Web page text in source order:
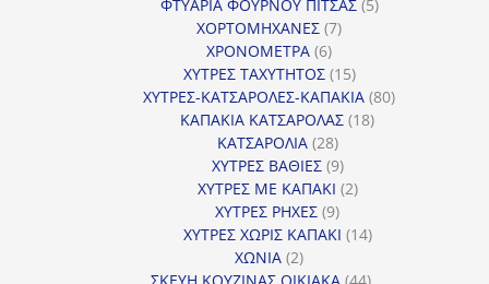
ΦΤΥΑΡΙΑ ΦΟΥΡΝΟΥ ΠΙΤΣΑΣ 5
ΧΟΡΤΟΜΗΧΑΝΕΣ 77
ΧΡΟΝΟΜΕΤΡΑ 66
προϊόντα
ΧΥΤΡΕΣ ΤΑΧΥΤΗΤΟΣ 1515
προϊόντα
ΧΥΤΡΕΣ-ΚΑΤΣΑΡΟΛΕΣ-ΚΑΠΑΚΙΑ 8080
ΚΑΠΑΚΙΑ ΚΑΤΣΑΡΟΛΑΣ 1818
ΚΑΤΣΑΡΟΛΙΑ 2828
προϊόντα
ΧΥΤΡΕΣ ΒΑΘΙΕΣ 99
προϊόντα
ΧΥΤΡΕΣ ΜΕ ΚΑΠΑΚΙ 22
ΧΥΤΡΕΣ ΡΗΧΕΣ 99
προϊόντα
ΧΥΤΡΕΣ ΧΩΡΙΣ ΚΑΠΑΚΙ 1414
ΧΩΝΙΑ 22
προϊόντα44